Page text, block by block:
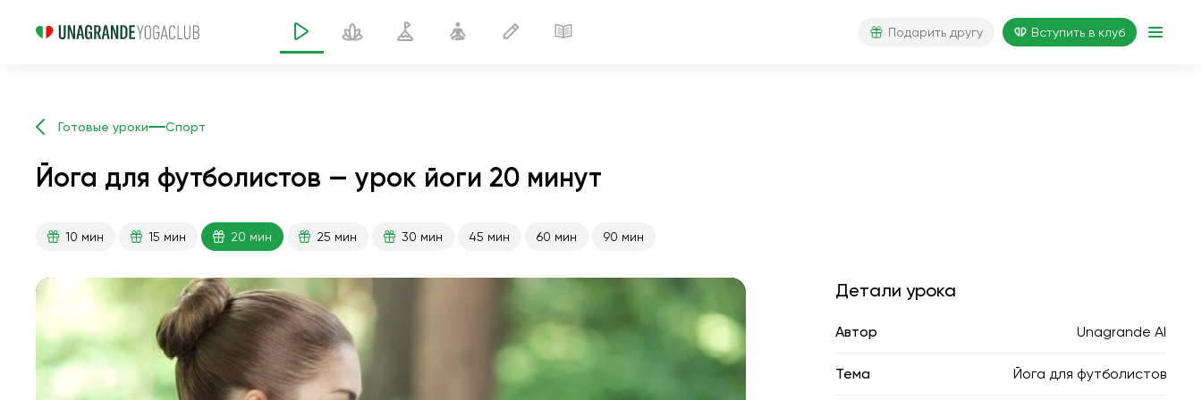
Подарить другу Вступить в клуб
Готовые уроки Спорт
Йога для футболистов — урок йоги 20 минут
10 мин 15 мин 20 мин 25 мин 30 мин 45 мин 60 мин 90 мин
01:44
Детали урока
Автор Unagrande AI
Тема Йога для футболистов